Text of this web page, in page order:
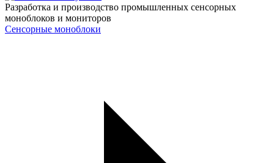
Разработка и производство промышленных сенсорных
моноблоков и мониторов
Сенсорные моноблоки